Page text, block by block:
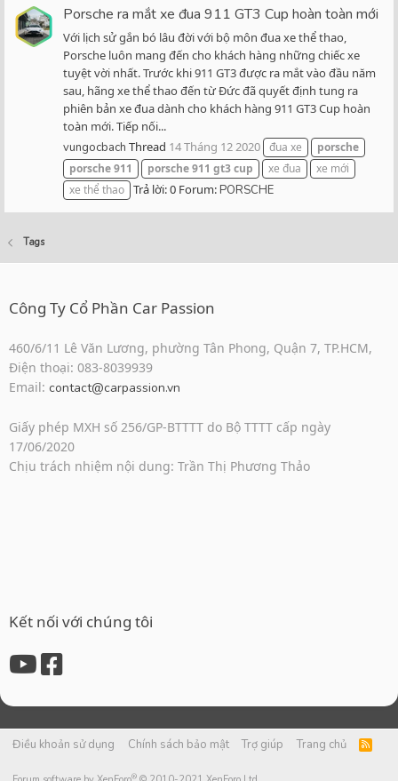
Porsche ra mắt xe đua 911 GT3 Cup hoàn toàn mới
Với lịch sử gắn bó lâu đời với bộ môn đua xe thể thao,
Porsche luôn mang đến cho khách hàng những chiếc xe
tuyệt vời nhất. Trước khi 911 GT3 được ra mắt vào đầu năm
sau, hãng xe thể thao đến từ Đức đã quyết định tung ra
phiên bản xe đua dành cho khách hàng 911 GT3 Cup hoàn
toàn mới. Tiếp nối...
vungocbach Thread 14 Tháng 12 2020 đua xe
porsche
porsche911 porsche911 gt3cup xe đua
xe mới
xe thể thao Trả lời: 0 Forum:PORSCHE
Tags
Công Ty Cổ Phần Car Passion
460/6/11 Lê Văn Lương, phường Tân Phong, Quận 7, TP.HCM,
Điện thoại: 083-8039939
Email: contact@carpassion.vn
Giấy phép MXH số 256/GP-BTTTT do Bộ TTTT cấp ngày
17/06/2020
Chịu trách nhiệm nội dung: Trần Thị Phương Thảo
Kết nối với chúng tôi
Điều khoản sử dụng Chính sách bảo mật Trợ giúp Trang chủ
R
S
®